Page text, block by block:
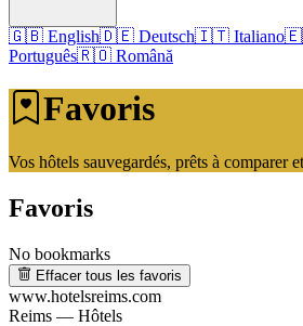
🇬🇧 English🇩🇪 Deutsch🇮🇹 Italiano
Português🇷🇴 Română
Favoris
Vos hôtels sauvegardés, prêts à comparer
Favoris
No bookmarks
Effacer tous les favoris
www.hotelsreims.com
Reims — Hôtels